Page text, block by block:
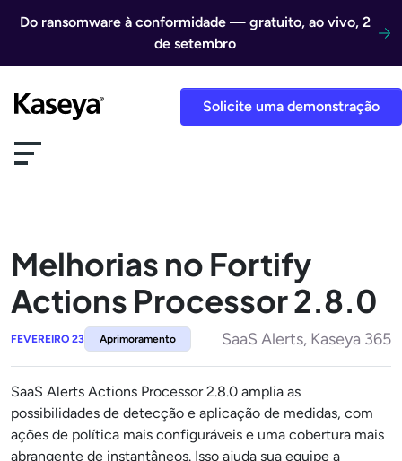
Do ransomware à conformidade — gratuito, ao vivo, 2
de setembro
Solicite uma demonstração
Melhorias no Fortify
Actions Processor 2.8.0
FEVEREIRO 23 Aprimoramento SaaS Alerts, Kaseya 365
SaaS Alerts Actions Processor 2.8.0 amplia as
possibilidades de detecção e aplicação de medidas, com
ações de política mais configuráveis e uma cobertura mais
abrangente de instantâneos. Isso ajuda sua equipe a